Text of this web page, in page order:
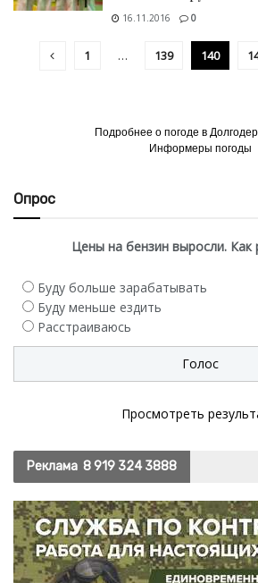
16.11.2016 0
1 … 139 140
Подробнее о погоде в
Информеры погоды
Опрос
Цены на бензин выросли. Как
Буду больше зарабатывать
Буду меньше ездить
Расстраиваюсь
Просмотреть
Реклама 8 919 324 3888